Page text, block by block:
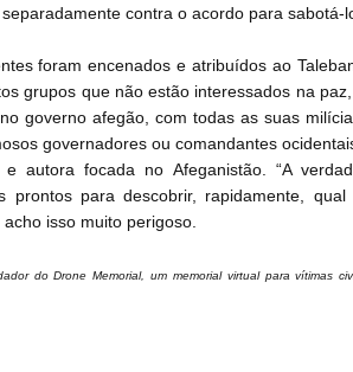
contra o acordo para sabotá-
foram encenados e atribuídos ao
grupos que não estão interessados ​​na
governo afegão, com todas as suas
governadores ou comandantes
autora focada no Afeganistão. “A
prontos para descobrir, rapidamente,
isso muito perigoso.
do Drone Memorial, um memorial virtual para vítimas